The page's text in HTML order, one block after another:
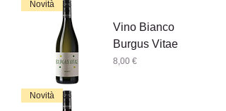
Novità
Vino Bianco
Burgus Vitae
Prezzo
8,00 €
Novità